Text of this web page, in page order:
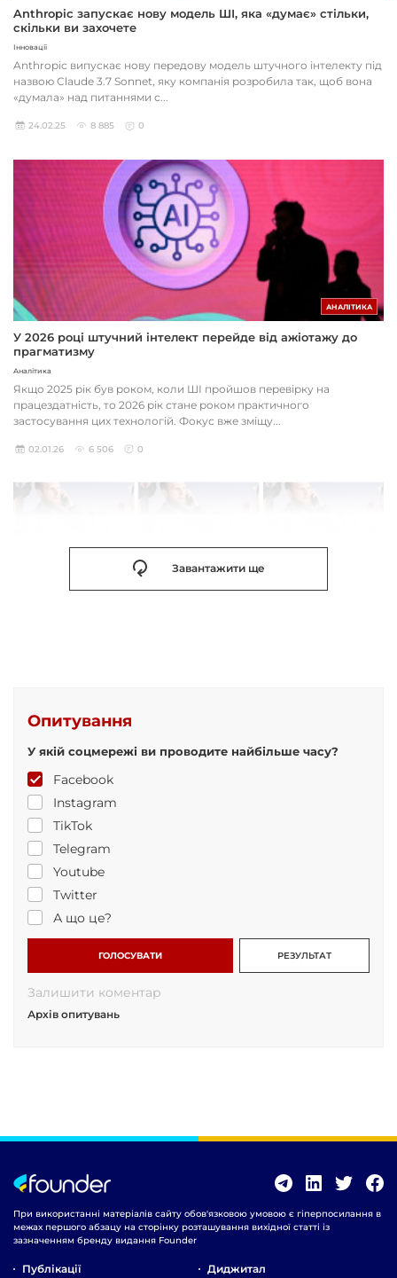
Anthropic запускає нову модель ШІ, яка «думає» стільки,
скільки ви захочете
Інновації
Anthropic випускає нову передову модель штучного інтелекту під
назвою Claude 3.7 Sonnet, яку компанія розробила так, щоб вона
«думала» над питаннями с...
24.02.25 8 885 0
АНАЛІТИКА
У 2026 році штучний інтелект перейде від ажіотажу до
прагматизму
Аналітика
Якщо 2025 рік був роком, коли ШІ пройшов перевірку на
працездатність, то 2026 рік стане роком практичного
застосування цих технологій. Фокус вже зміщу...
02.01.26 6 506 0
Завантажити ще
Опитування
У якій соцмережі ви проводите найбільше часу?
Facebook
Instagram
TikTok
Telegram
Youtube
Twitter
А що це?
ГОЛОСУВАТИ РЕЗУЛЬТАТ
Залишити коментар
Архів опитувань
При використанні матеріалів сайту обов'язковою умовою є гіперпосилання в
межах першого абзацу на сторінку розташування вихідної статті із
зазначенням бренду видання Founder
Публікації Диджитал